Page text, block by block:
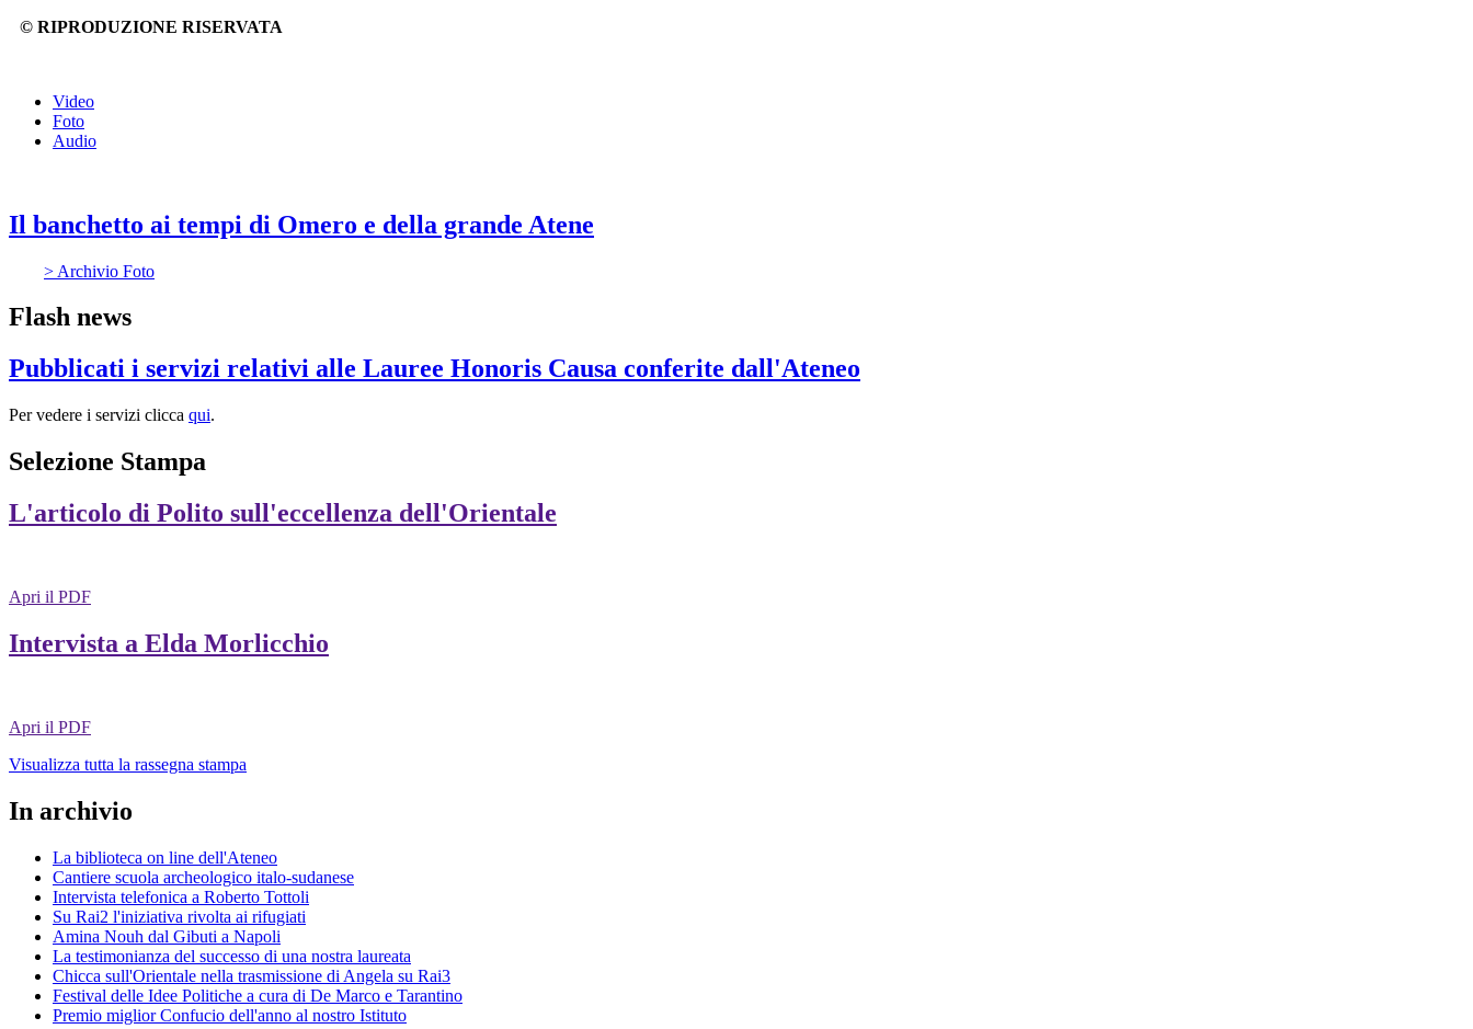
© RIPRODUZIONE RISERVATA
Video
Foto
Audio
Il banchetto ai tempi di Omero e della grande Atene
> Archivio Foto
Flash news
Pubblicati i servizi relativi alle Lauree Honoris Causa conferite dall'Ateneo
Per vedere i servizi clicca qui.
Selezione Stampa
L'articolo di Polito sull'eccellenza dell'Orientale
Apri il PDF
Intervista a Elda Morlicchio
Apri il PDF
Visualizza tutta la rassegna stampa
In archivio
La biblioteca on line dell'Ateneo
Cantiere scuola archeologico italo-sudanese
Intervista telefonica a Roberto Tottoli
Su Rai2 l'iniziativa rivolta ai rifugiati
Amina Nouh dal Gibuti a Napoli
La testimonianza del successo di una nostra laureata
Chicca sull'Orientale nella trasmissione di Angela su Rai3
Festival delle Idee Politiche a cura di De Marco e Tarantino
Premio miglior Confucio dell'anno al nostro Istituto